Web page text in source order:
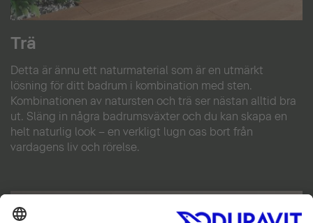
Trä
Detta är ännu ett naturmaterial som är en utmärkt
lösning för ditt badrum i kombination med sten.
Kombinationen av natursten och trä ser nästan alltid bra
ut. Släng in några badrumsväxter och du kan skapa en
helt naturlig look – en verkligt lugn oas bort från
vardagens liv och rörelse.